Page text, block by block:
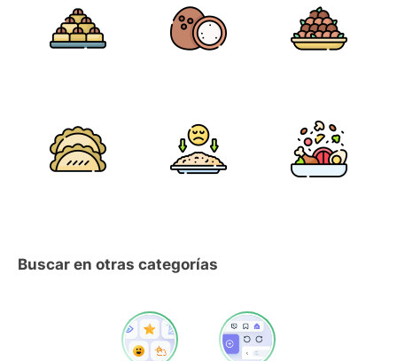
Buscar en otras categorías